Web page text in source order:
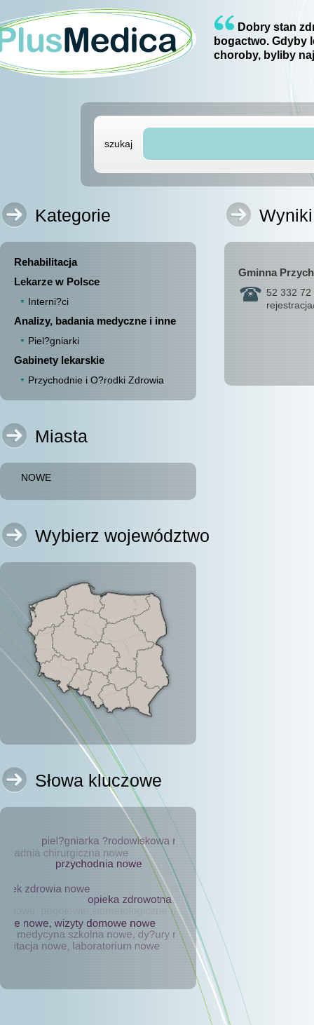
Dobry stan
bogactwo. Gdyby
choroby, byliby
szukaj
Kategorie
Rehabilitacja
Lekarze w Polsce
Interni?ci
Analizy, badania medyczne i inne
Piel?gniarki
Gabinety lekarskie
Przychodnie i O?rodki Zdrowia
Miasta
NOWE
Wybierz województwo
Słowa kluczowe
Gminna
52 332